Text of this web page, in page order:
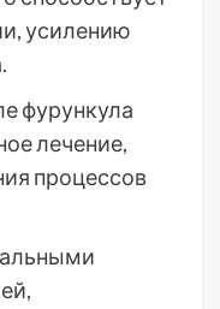
усилению
фурункула
лечение,
процессов